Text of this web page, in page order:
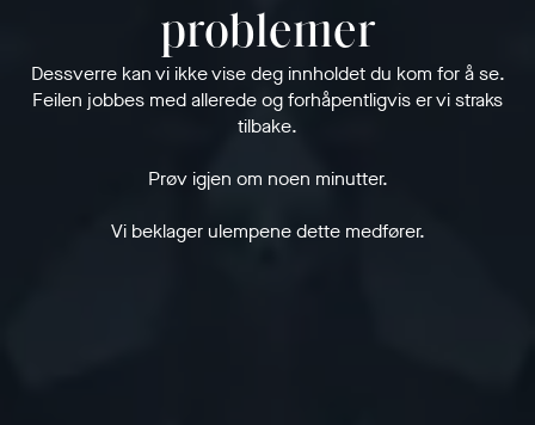
problemer
Dessverre kan vi ikke vise deg innholdet du kom for å se.
Feilen jobbes med allerede og forhåpentligvis er vi straks
tilbake.
Prøv igjen om noen minutter.
Vi beklager ulempene dette medfører.